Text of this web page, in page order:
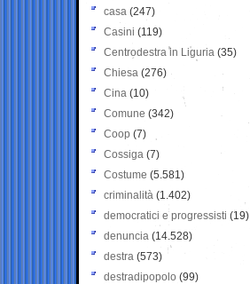
casa (247)
Casini (119)
Centrodestra in Liguria (35)
Chiesa (276)
Cina (10)
Comune (342)
Coop (7)
Cossiga (7)
Costume (5.581)
criminalità (1.402)
democratici e progressisti (19)
denuncia (14.528)
destra (573)
destradipopolo (99)